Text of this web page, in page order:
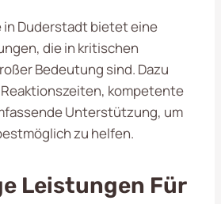
in Duderstadt bietet eine
die in kritischen
Bedeutung sind. Dazu
kompetente
Unterstützung, um
zu helfen.
Leistungen Für